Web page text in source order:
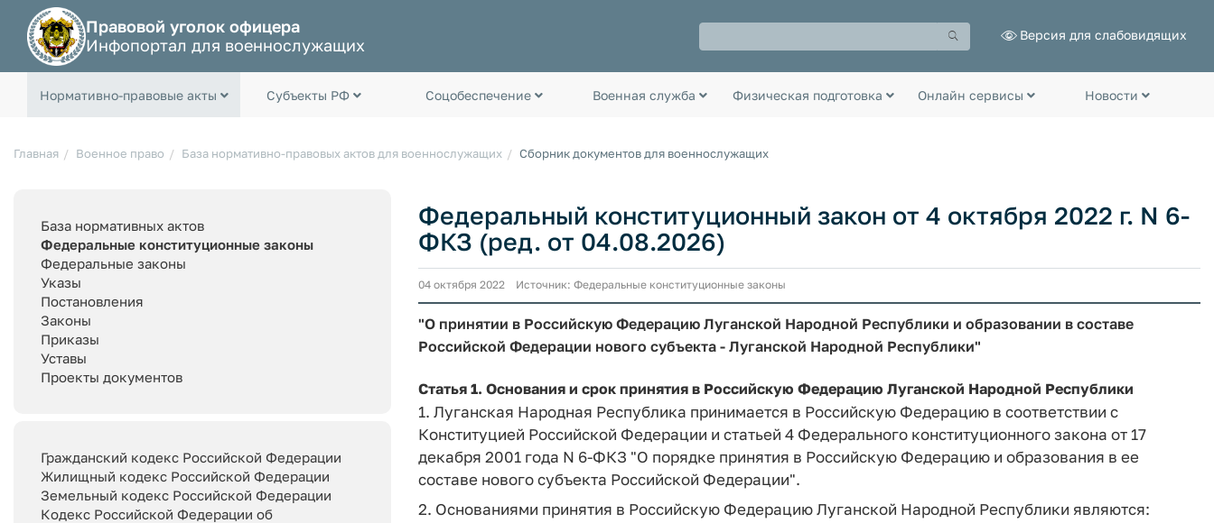
Правовой уголок офицера
Инфопортал для военнослужащих
Версия для слабовидящих
Нормативно-правовые акты Субъекты РФ Соцобеспечение Военная служба Физическая подготовка Онлайн сервисы Новости
Главная Военное право База нормативно-правовых актов для военнослужащих Сборник документов для военнослужащих
База нормативных актов
Федеральные конституционные законы
Федеральные законы
Указы
Постановления
Законы
Приказы
Уставы
Проекты документов
Гражданский кодекс Российской Федерации
Жилищный кодекс Российской Федерации
Земельный кодекс Российской Федерации
Кодекс Российской Федерации об
Федеральный конституционный закон от 4 октября 2022 г. N 6-
ФКЗ (ред. от 04.08.2026)
04 октября 2022 Источник: Федеральные конституционные законы
"О принятии в Российскую Федерацию Луганской Народной Республики и образовании в составе
Российской Федерации нового субъекта - Луганской Народной Республики"
Статья 1. Основания и срок принятия в Российскую Федерацию Луганской Народной Республики
1. Луганская Народная Республика принимается в Российскую Федерацию в соответствии с
Конституцией Российской Федерации и статьей 4 Федерального конституционного закона от 17
декабря 2001 года N 6-ФКЗ "О порядке принятия в Российскую Федерацию и образования в ее
составе нового субъекта Российской Федерации".
2. Основаниями принятия в Российскую Федерацию Луганской Народной Республики являются: